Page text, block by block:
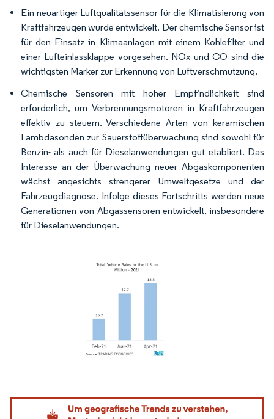
Ein neuartiger Luftqualitätssensor für die Klimatisierung von
Kraftfahrzeugen wurde entwickelt. Der chemische Sensor ist
für den Einsatz in Klimaanlagen mit einem Kohlefilter und
einer Lufteinlassklappe vorgesehen. NOx und CO sind die
wichtigsten Marker zur Erkennung von Luftverschmutzung.
Chemische Sensoren mit hoher Empfindlichkeit sind
erforderlich, um Verbrennungsmotoren in Kraftfahrzeugen
effektiv zu steuern. Verschiedene Arten von keramischen
Lambdasonden zur Sauerstoffüberwachung sind sowohl für
Benzin- als auch für Dieselanwendungen gut etabliert. Das
Interesse an der Überwachung neuer Abgaskomponenten
wächst angesichts strengerer Umweltgesetze und der
Fahrzeugdiagnose. Infolge dieses Fortschritts werden neue
Generationen von Abgassensoren entwickelt, insbesondere
für Dieselanwendungen.
Bild © Mordor Intelligence. Wiederverwendung erfordert Namensnennung gemäß